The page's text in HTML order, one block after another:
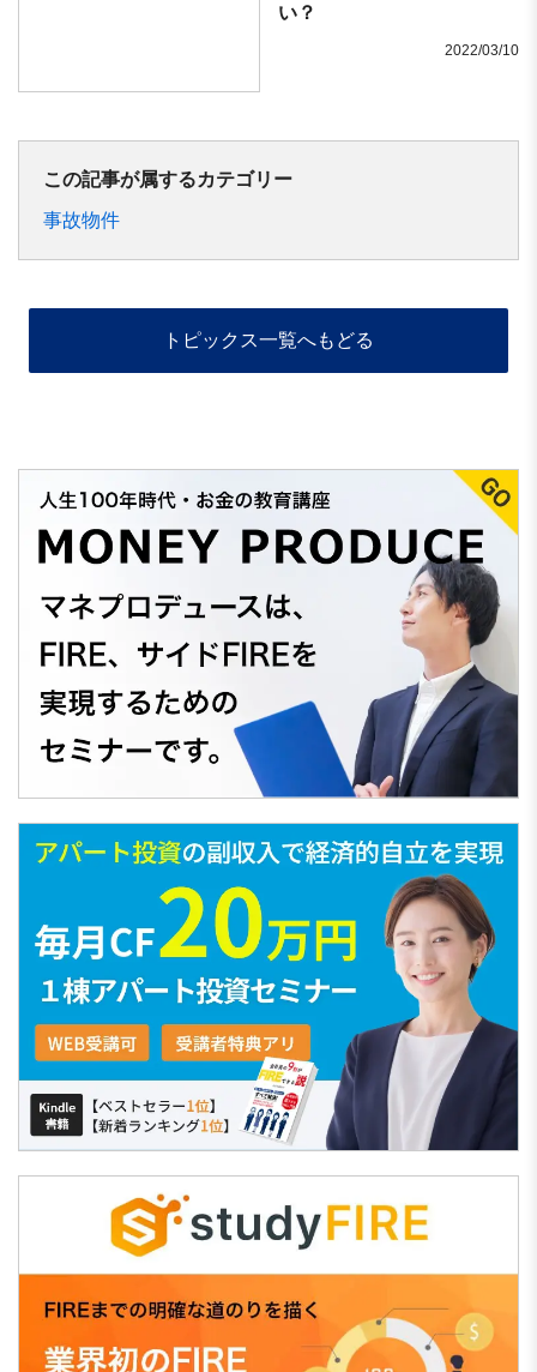
い？
2022/03/10
この記事が属するカテゴリー
事故物件
トピックス一覧へもどる